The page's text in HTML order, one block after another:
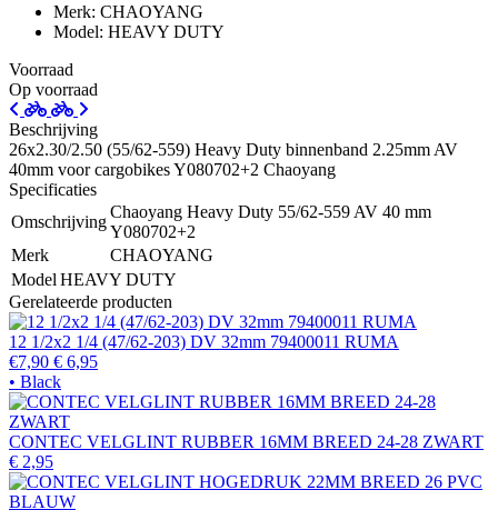
Merk: CHAOYANG
Model: HEAVY DUTY
Voorraad
Op voorraad
Beschrijving
26x2.30/2.50 (55/62-559) Heavy Duty binnenband 2.25mm AV
40mm voor cargobikes Y080702+2 Chaoyang
Specificaties
Omschrijving
Chaoyang Heavy Duty 55/62-559 AV 40 mm
Y080702+2
Merk
CHAOYANG
Model HEAVY DUTY
Gerelateerde producten
12 1/2x2 1/4 (47/62-203) DV 32mm 79400011 RUMA
€7,90 € 6,95
• Black
CONTEC VELGLINT RUBBER 16MM BREED 24-28 ZWART
€ 2,95